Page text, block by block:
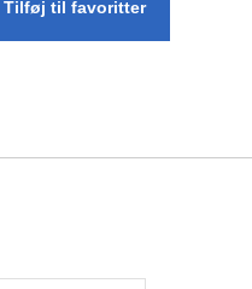
Tilføj til favoritter